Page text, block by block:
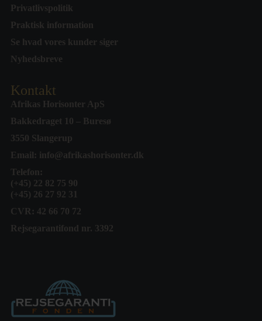
Privatlivspolitik
Praktisk information
Se hvad vores kunder siger
Nyhedsbreve
Kontakt
Afrikas Horisonter ApS
Bakkedraget 10 – Buresø
3550 Slangerup
Email: info@afrikashorisonter.dk
Telefon:
(+45) 22 82 75 90
(+45) 26 27 92 31
CVR: 42 66 70 72
Rejsegarantifond nr. 3392